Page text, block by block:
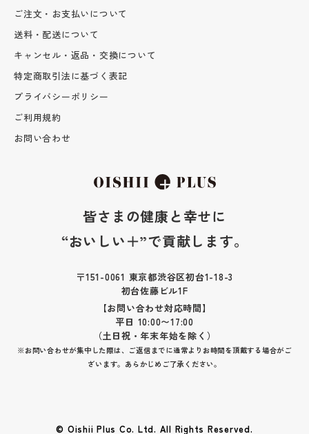
皆さまの健康と幸せに
“おいしい＋”で貢献します。
〒151-0061 東京都渋谷区初台1-18-3
初台佐藤ビル1F
【お問い合わせ対応時間】
平日 10:00〜17:00
（土日祝・年末年始を除く）
※お問い合わせが集中した際は、ご返信までに通常よりお時間を頂戴する場合がご
ざいます。あらかじめご了承ください。
ご注文・お支払いについて
送料・配送について
キャンセル・返品・交換について
特定商取引法に基づく表記
プライバシーポリシー
ご利用規約
お問い合わせ
© Oishii Plus Co. Ltd. All Rights Reserved.